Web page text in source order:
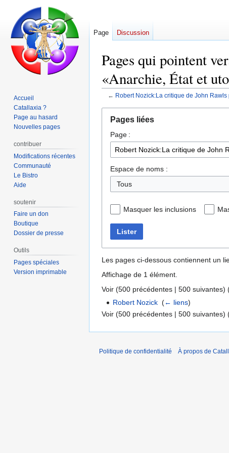
Pages qui pointent
«Anarchie, État et
← Robert Nozick:La critique de John
navigation
recherche
Pages liées
Page :
Espace de noms :
Tous
Masquer les inclusions
Lister
Les pages ci-dessous contiennent un
Affichage de 1 élément.
Voir (500 précédentes | 500 suivantes)
Robert Nozick ‎(← liens)
Voir (500 précédentes | 500 suivantes)
Page Discussion
Accueil
Catallaxia ?
Page au hasard
Nouvelles pages
contribuer
Modifications récentes
Communauté
Le Bistro
Aide
soutenir
Faire un don
Boutique
Dossier de presse
Outils
Pages spéciales
Version imprimable
Politique de confidentialité À propos de